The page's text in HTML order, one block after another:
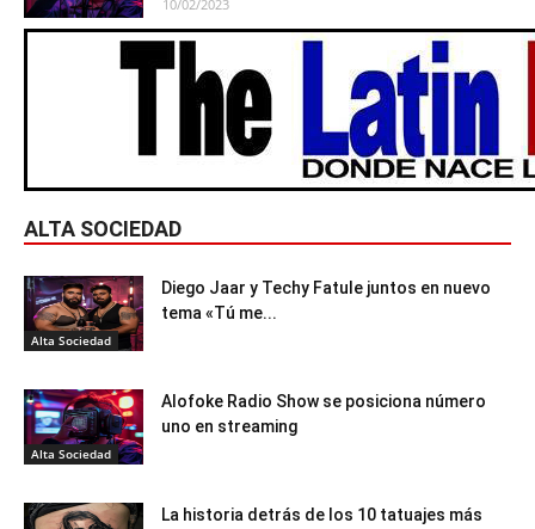
10/02/2023
ALTA SOCIEDAD
Alta Sociedad
Diego Jaar y Techy Fatule juntos en nuevo
tema «Tú me...
Alta Sociedad
Alofoke Radio Show se posiciona número
uno en streaming
La historia detrás de los 10 tatuajes más